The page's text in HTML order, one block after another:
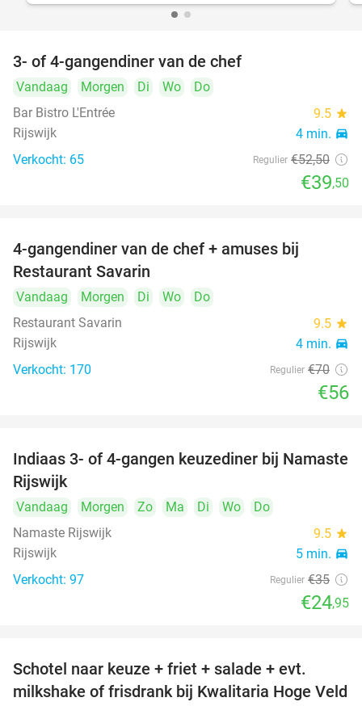
3- of 4-gangendiner van de chef
Vandaag Morgen Di Wo
Do
Bar Bistro L'Entrée
9.5 star
Rijswijk 4 min. directions_car
Verkocht: 65 Regulier €52,50
€39,50
4-gangendiner van de chef + amuses bij
Restaurant Savarin
Vandaag Morgen Di Wo
Do
Restaurant Savarin
9.5 star
Rijswijk 4 min. directions_car
Verkocht: 170 Regulier €70
€56
29%
Indiaas 3- of 4-gangen keuzediner bij Namaste
Rijswijk
Vandaag Morgen Zo Ma Di Wo
Do
Namaste Rijswijk
9.5 star
Rijswijk 5 min. directions_car
Verkocht: 97 Regulier €35
€24,95
Schotel naar keuze + friet + salade + evt.
milkshake of frisdrank bij Kwalitaria Hoge Veld